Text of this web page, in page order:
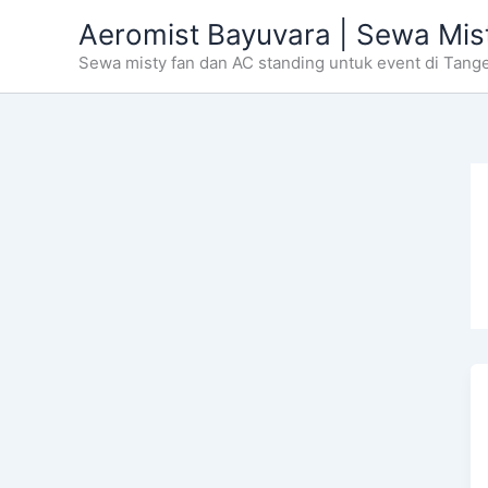
Aeromist Bayuvara | Sewa
Sewa misty fan dan AC standing untuk event di